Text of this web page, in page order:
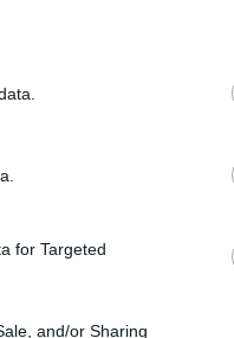
for Targeted
and/or Sharing